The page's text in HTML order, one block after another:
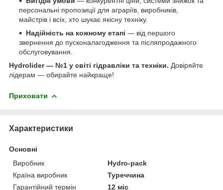
персональні пропозиції для аграріїв, виробників,
майстрів і всіх, хто шукає якісну техніку.
Надійність на кожному етапі — від першого
звернення до пусконалагодження та післяпродажного
обслуговування.
Hydrolider — №1 у світі гідравліки та техніки. Довіряйте
лідерам — обирайте найкраще!
Приховати
Характеристики
Основні
Виробник
Hydro-pack
Країна виробник
Туреччина
Гарантійний термін
12 міс